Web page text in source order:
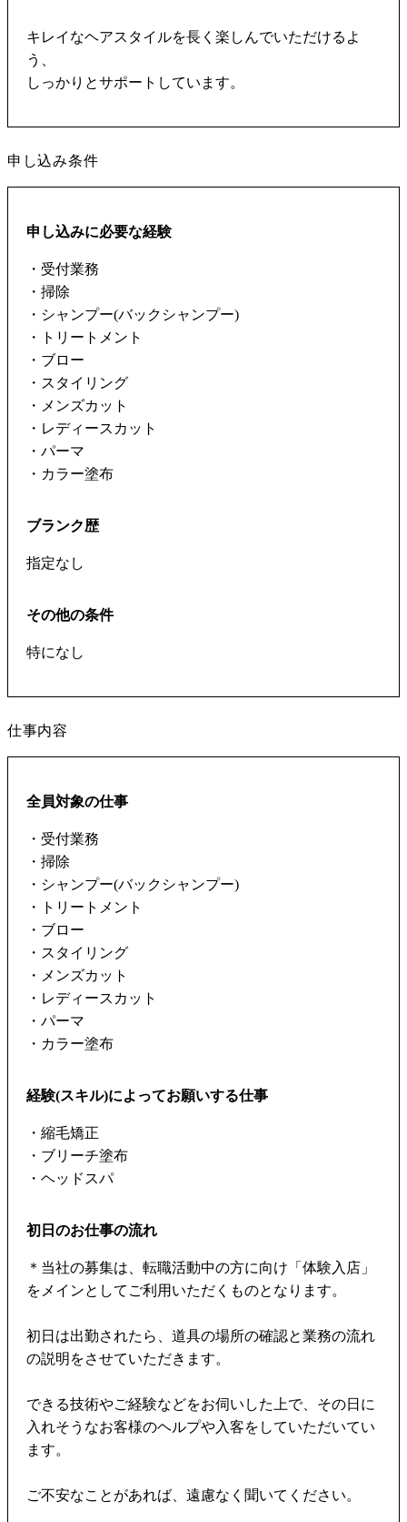
キレイなヘアスタイルを長く楽しんでいただけるよ
う、
しっかりとサポートしています。
申し込み条件
申し込みに必要な経験
・受付業務
・掃除
・シャンプー(バックシャンプー)
・トリートメント
・ブロー
・スタイリング
・メンズカット
・レディースカット
・パーマ
・カラー塗布
ブランク歴
指定なし
その他の条件
特になし
仕事内容
全員対象の仕事
・受付業務
・掃除
・シャンプー(バックシャンプー)
・トリートメント
・ブロー
・スタイリング
・メンズカット
・レディースカット
・パーマ
・カラー塗布
経験(スキル)によってお願いする仕事
・縮毛矯正
・ブリーチ塗布
・ヘッドスパ
初日のお仕事の流れ
＊当社の募集は、転職活動中の方に向け「体験入店」
をメインとしてご利用いただくものとなります。
初日は出勤されたら、道具の場所の確認と業務の流れ
の説明をさせていただきます。
できる技術やご経験などをお伺いした上で、その日に
入れそうなお客様のヘルプや入客をしていただいてい
ます。
ご不安なことがあれば、遠慮なく聞いてください。